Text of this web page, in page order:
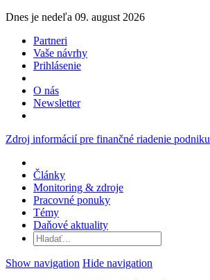
Dnes je nedeľa 09. august 2026
Partneri
Vaše návrhy
Prihlásenie
O nás
Newsletter
Zdroj informácií pre finančné riadenie podniku
Články
Monitoring & zdroje
Pracovné ponuky
Témy
Daňové aktuality
Show navigation Hide navigation